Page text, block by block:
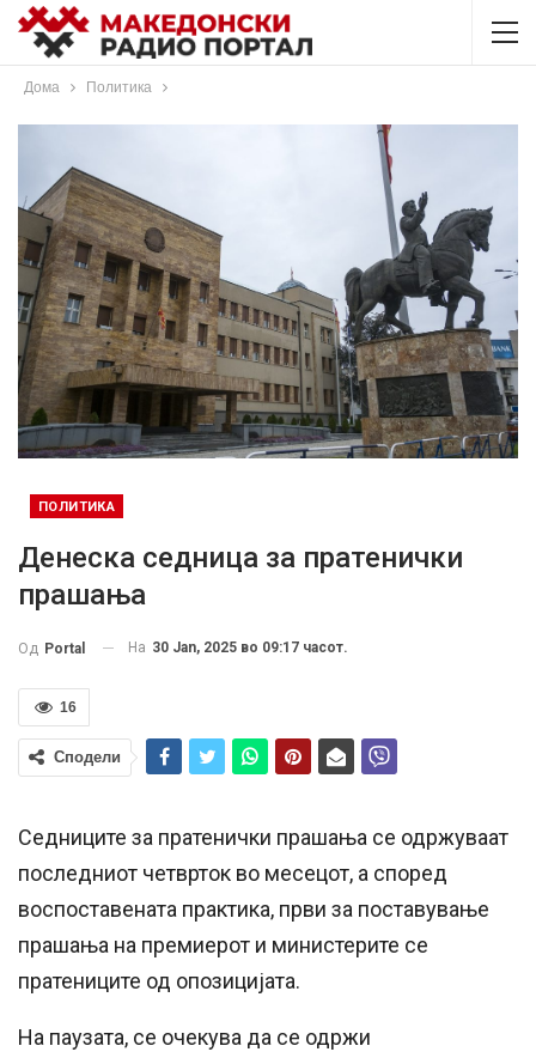
Дома Политика
ПОЛИТИКА
Денеска седница за пратенички
прашања
Од Portal На 30 Jan, 2025 во 09:17 часот.
16
Сподели
Седниците за пратенички прашања се одржуваат
последниот четврток во месецот, а според
воспоставената практика, први за поставување
прашања на премиерот и министерите се
пратениците од опозицијата.
На паузата, се очекува да се одржи